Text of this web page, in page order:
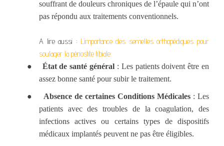
souffrant de douleurs chroniques de l’épaule qui n’ont
pas répondu aux traitements conventionnels.
A lire aussi : L’importance des semelles orthopédiques pour
soulager la périostite tibiale
●
État de santé général : Les patients doivent être en
assez bonne santé pour subir le traitement.
● Absence de certaines Conditions Médicales: Les
patients avec des troubles de la coagulation, des
infections actives ou certains types de dispositifs
médicaux implantés peuvent ne pas être éligibles.